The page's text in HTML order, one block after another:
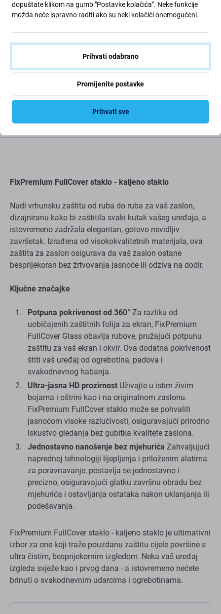
4,04 €
NA STANJU 10+
20,30 €
FixPremium FullCover staklo - kaljeno staklo
Nudi vrhunsku zaštitu od ruba do ruba za vaš zaslon,
dizajniranu kako bi zaštitila svaki kutak vašeg uređaja, a
istovremeno zadržala elegantan, gotovo nevidljiv
završetak. Izrađena od visokokvalitetnih materijala, ova
zaštita za zaslon osigurava da vaš zaslon ostane
besprijekoran bez žrtvovanja jasnoće ili odziva na dodir.
Ključne značajke
Potpuna pokrivenost od 360° Za razliku od
uobičajenih zaštitnih folija za ekran, FixPremium
FullCover Glass obavija rubove, pružajući potpunu
zaštitu za vaš ekran i okvir. Ova dodatna pokrivenost
štiti vaš uređaj od ogrebotina, padova i
svakodnevnog habanja.
Ultra-jasna HD prozirnost Uživajte u istim živim
bojama i oštrini kao i na originalnom zaslonu.
FixPremium FullCover staklo može se pohvaliti
jasnoćom visoke razlučivosti, osiguravajući prirodno
iskustvo gledanja bez gubitka kvalitete zaslona.
Jednostavno nanošenje bez mjehurića Zahvaljujući
naprednoj tehnologiji lijepljenja i priloženim alatima
za poravnavanje, postavlja se jednostavno i
precizno, osiguravajući glatku završnu obradu bez
mjehurića i ostavljanja ostataka nakon uklanjanja ili
podešavanja.
FixPremium FullCover staklo - kaljeno staklo je ultimativni
izbor za one koji traže pouzdanu zaštitu cijele površine s
ultra čistim, besprijekornim izgledom. Neka vaš uređaj
izgleda svježe kao i prvog dana - a istovremeno nećete
brinuti o svakodnevnim udarcima i ogrebotinama.
dopuštate klikom na gumb "Postavke kolačića". Neke funkcije
možda neće ispravno raditi ako su neki kolačići onemogućeni.
Prihvati odabrano
Promijenite postavke
Prihvati sve